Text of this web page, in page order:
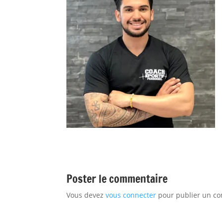
Poster le commentaire
Vous devezvous connecter pour publier un